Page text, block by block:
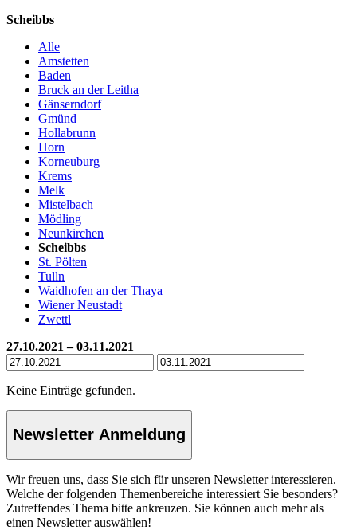
Scheibbs
Alle
Amstetten
Baden
Bruck an der Leitha
Gänserndorf
Gmünd
Hollabrunn
Horn
Korneuburg
Krems
Melk
Mistelbach
Mödling
Neunkirchen
Scheibbs
St. Pölten
Tulln
Waidhofen an der Thaya
Wiener Neustadt
Zwettl
27.10.2021 – 03.11.2021
Keine Einträge gefunden.
Newsletter Anmeldung
Wir freuen uns, dass Sie sich für unseren Newsletter interessieren.
Welche der folgenden Themenbereiche interessiert Sie besonders?
Zutreffendes Thema bitte ankreuzen. Sie können auch mehr als
einen Newsletter auswählen!